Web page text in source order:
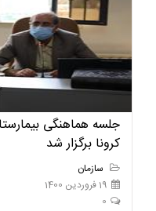
جلسه هماهنگی
کرونا برگزار شد
سازمان
19 فروردین 1400
0